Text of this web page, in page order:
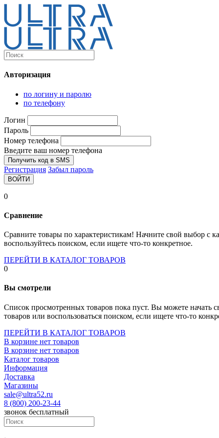
Каталог
Компьютеры и комплектующие
Персональные компьютеры
Моноблоки
Мониторы
Комплектующие
Socket-2066
Socket-775
Socket-fm2
Socket-am4
Socket- intel s1151
Socket- intel s2066
Socket- intel s1700
Авторизация
по логину и паролю
по телефону
Логин
Пароль
Номер телефона
Введите ваш номер телефона
Получить код в SMS
Регистрация Забыл пароль
ВОЙТИ
0
Сравнение
Сравните товары по характеристикам! Начните свой выбор с
воспользуйтесь поиском, если ищете что-то конкретное.
ПЕРЕЙТИ В КАТАЛОГ ТОВАРОВ
0
Вы смотрели
Список просмотренных товаров пока пуст. Вы можете начать
товаров или воспользоваться поиском, если ищете что-то
ПЕРЕЙТИ В КАТАЛОГ ТОВАРОВ
В корзине нет товаров
В корзине нет товаров
Каталог товаров
Информация
Доставка
Магазины
sale@ultra52.ru
8 (800) 200-23-44
звонок бесплатный